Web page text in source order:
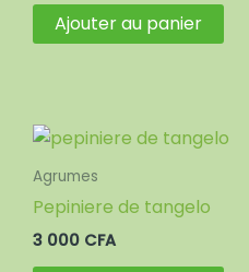
Ajouter au panier
Agrumes
Pepiniere de tangelo
3 000 CFA